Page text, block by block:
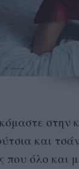
στην
και
που όλο και